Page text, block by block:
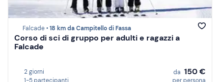
Falcade •18 km da Campitello di Fassa
Corso di sci di gruppo per adulti e ragazzi a
Falcade
2 giorni
da 150 €